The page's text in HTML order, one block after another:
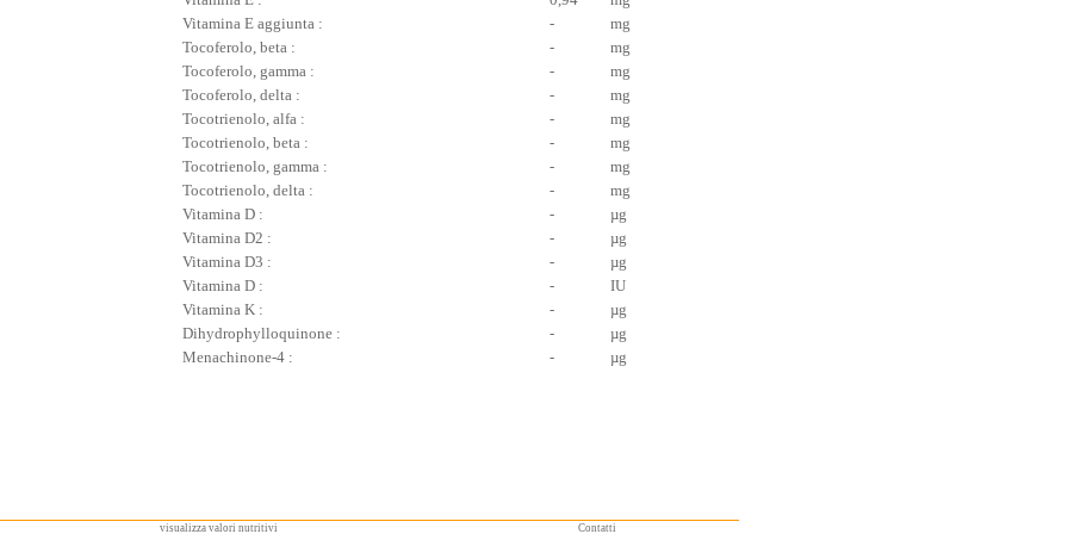
Vitamina E aggiunta :
-
mg
Tocoferolo, beta :
-
mg
Tocoferolo, gamma :
-
mg
Tocoferolo, delta :
-
mg
Tocotrienolo, alfa :
-
mg
Tocotrienolo, beta :
-
mg
Tocotrienolo, gamma :
-
mg
Tocotrienolo, delta :
-
mg
Vitamina D :
-
µg
Vitamina D2 :
-
µg
Vitamina D3 :
-
µg
Vitamina D :
-
IU
Vitamina K :
-
µg
Dihydrophylloquinone :
-
µg
Menachinone-4 :
- µg
visualizza valori nutritivi Contatti